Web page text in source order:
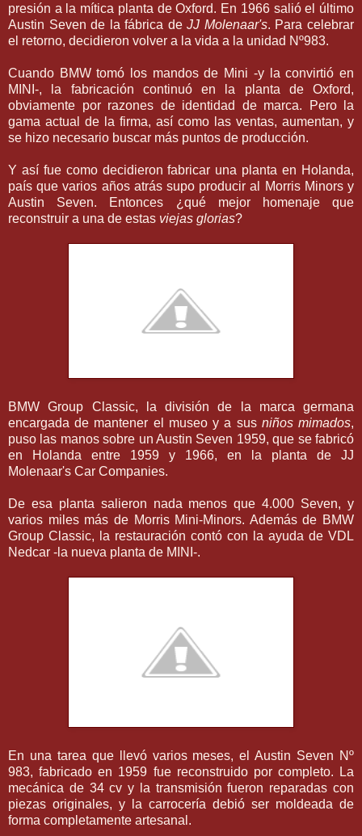
presión a la mítica planta de Oxford. En 1966 salió el último
Austin Seven de la fábrica deJJ Molenaar's. Para celebrar
el retorno, decidieron volver a la vida a la unidad Nº983.
Cuando BMW tomó los mandos de Mini -y la convirtió en
MINI-, la fabricación continuó en la planta de Oxford,
obviamente por razones de identidad de marca. Pero la
gama actual de la firma, así como las ventas, aumentan, y
se hizo necesario buscar más puntos de producción.
Y así fue como decidieron fabricar una planta en Holanda,
país que varios años atrás supo producir al Morris Minors y
Austin Seven. Entonces ¿qué mejor homenaje que
reconstruir a una de estas viejas glorias?
BMW Group Classic, la división de la marca germana
encargada de mantener el museo y a sus niños mimados,
puso las manos sobre un Austin Seven 1959, que se fabricó
en Holanda entre 1959 y 1966, en la planta de JJ
Molenaar's Car Companies.
De esa planta salieron nada menos que 4.000 Seven, y
varios miles más de Morris Mini-Minors. Además de BMW
Group Classic, la restauración contó con la ayuda de VDL
Nedcar -la nueva planta de MINI-.
En una tarea que llevó varios meses, el Austin Seven Nº
983, fabricado en 1959 fue reconstruido por completo. La
mecánica de 34 cv y la transmisión fueron reparadas con
piezas originales, y la carrocería debió ser moldeada de
forma completamente artesanal.